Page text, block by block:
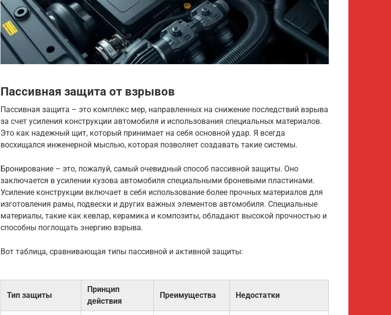
Пассивная защита от взрывов
Пассивная защита – это комплекс мер, направленных на снижение последствий взрыва
за счет усиления конструкции автомобиля и использования специальных материалов.
Это как надежный щит, который принимает на себя основной удар. Я всегда
восхищался инженерной мыслью, которая позволяет создавать такие системы.
Бронирование – это, пожалуй, самый очевидный способ пассивной защиты. Оно
заключается в усилении кузова автомобиля специальными броневыми пластинами.
Усиление конструкции включает в себя использование более прочных материалов для
изготовления рамы, подвески и других важных элементов автомобиля. Специальные
материалы, такие как кевлар, керамика и композиты, обладают высокой прочностью и
способны поглощать энергию взрыва.
Вот таблица, сравнивающая типы пассивной и активной защиты:
Тип защиты
Принцип
действия
Преимущества Недостатки